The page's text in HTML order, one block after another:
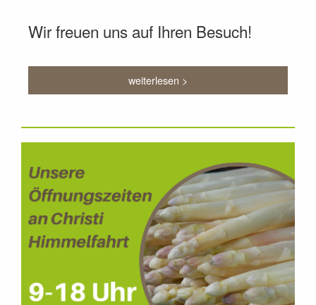
Wir freuen uns auf Ihren Besuch!
weiterlesen >